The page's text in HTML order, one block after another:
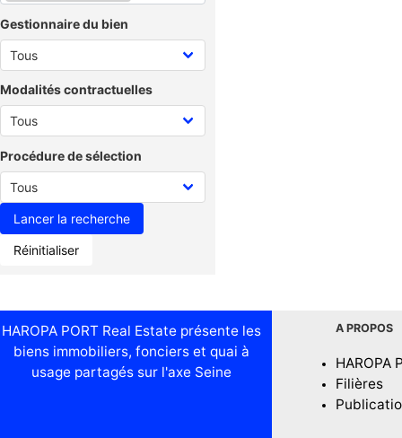
Gestionnaire du bien
Modalités contractuelles
Procédure de sélection
Réinitialiser
HAROPA PORT Real Estate présente les
biens immobiliers, fonciers et quai à
usage partagés sur l'axe Seine
A PROPOS
HAROPA
Filières